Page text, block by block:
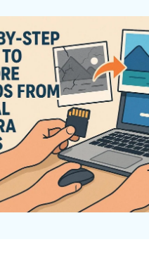
Grátis
dados perdidos/excluídos
Teste Grátis
Produtos
Reparar Dados